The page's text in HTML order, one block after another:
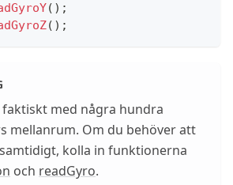
( ) ;
( ) ;
faktiskt med några hundra
mellanrum. Om du behöver att
kolla in funktionerna
och readGyro.